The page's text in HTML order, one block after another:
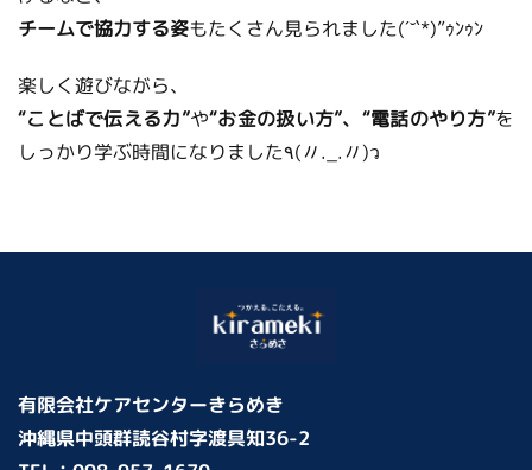
チームで協力する姿もたくさん見られました(´˘`*)”ｩﾝｩﾝ
楽しく遊びながら、
“ことばで伝える力”や “お金の扱い方‪”‪、“電話のやり方‬‪”‬を
しっかり学ぶ時間になりました٩(〃._.〃)ว
有限会社ケアセンターきらめき
沖縄県中頭群読谷村字渡具知36-2